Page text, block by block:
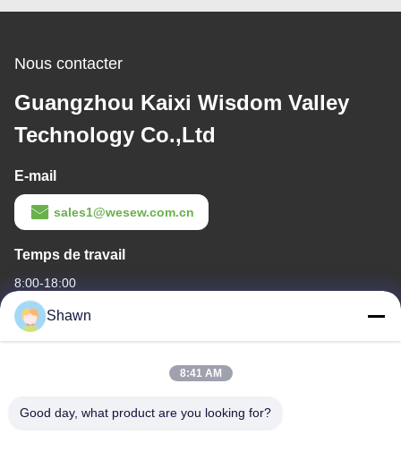
Nous contacter
Guangzhou Kaixi Wisdom Valley
Technology Co.,Ltd
E-mail
sales1@wesew.com.cn
Temps de travail
8:00-18:00
Notre adresse
Le bâtiment 1, non.35, rue Luopu Sud, rue Luopu, district de
Shawn
8:41 AM
Good day, what product are you looking for?